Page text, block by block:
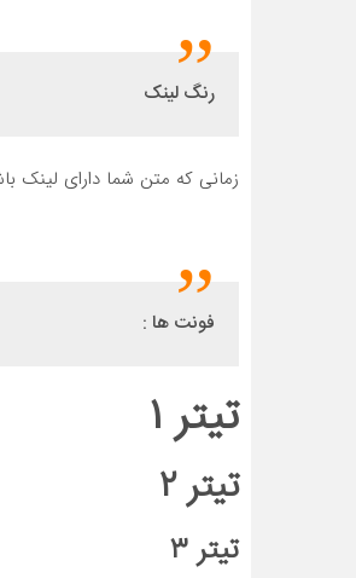
رنگ لینک
زمانی که متن شما دارای لینک
فونت ها :
تیتر ۱
تیتر ۲
تیتر ۳